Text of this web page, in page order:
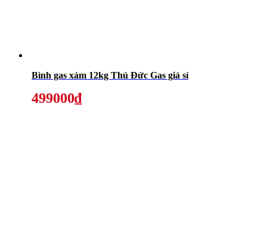
Bình gas xám 12kg Thủ Đức Gas giá sỉ
499000₫